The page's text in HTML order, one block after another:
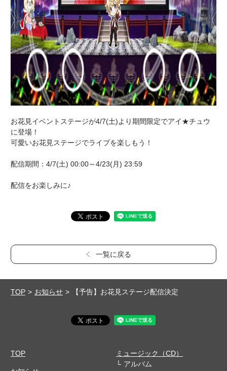
お花見イベントステージが4/7(土)より期間限定でアイ★チュウ
に登場！
可愛いお花見ステージでライブを楽しもう！
配信期間：4/7(土) 00:00～4/23(月) 23:59
配信をお楽しみに♪
一覧に戻る
TOP お知らせ 【予告】お花見ステージ配信決定
TOP
ミュージック（CD）
アルバム